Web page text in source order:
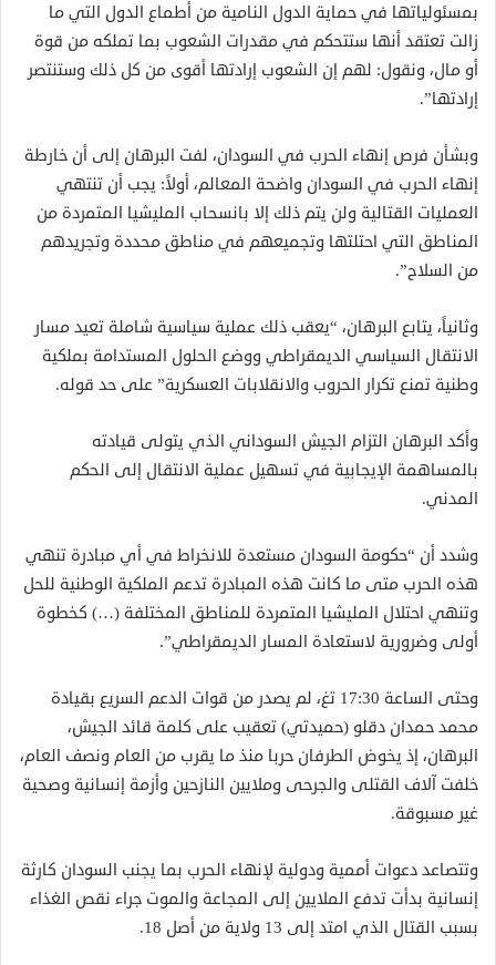
بمسئولياتها في حماية الدول النامية من أطماع الدول التي ما
زالت تعتقد أنها ستتحكم في مقدرات الشعوب بما تملكه من قوة
أو مال، ونقول: لهم إن الشعوب إرادتها أقوى من كل ذلك وستنتصر
إرادتها”.
وبشأن فرص إنهاء الحرب في السودان، لفت البرهان إلى أن خارطة
إنهاء الحرب في السودان واضحة المعالم، أولاً: يجب أن تنتهي
العمليات القتالية ولن يتم ذلك إلا بانسحاب المليشيا المتمردة من
المناطق التي احتلتها وتجميعهم في مناطق محددة وتجريدهم
من السلاح”.
وثانياً، يتابع البرهان، “يعقب ذلك عملية سياسية شاملة تعيد مسار
الانتقال السياسي الديمقراطي ووضع الحلول المستدامة بملكية
وطنية تمنع تكرار الحروب والانقلابات العسكرية” على حد قوله.
وأكد البرهان التزام الجيش السوداني الذي يتولى قيادته
بالمساهمة الإيجابية في تسهيل عملية الانتقال إلى الحكم
المدني.
وشدد أن “حكومة السودان مستعدة للانخراط في أي مبادرة تنهي
هذه الحرب متى ما كانت هذه المبادرة تدعم الملكية الوطنية للحل
وتنهي احتلال المليشيا المتمردة للمناطق المختلفة (…) كخطوة
أولى وضرورية لاستعادة المسار الديمقراطي”.
وحتى الساعة 17:30 تغ، لم يصدر من قوات الدعم السريع بقيادة
محمد حمدان دقلو (حميدتي) تعقيب على كلمة قائد الجيش،
البرهان، إذ يخوض الطرفان حربا منذ ما يقرب من العام ونصف العام،
خلفت آلاف القتلى والجرحى وملايين النازحين وأزمة إنسانية وصحية
غير مسبوقة.
وتتصاعد دعوات أممية ودولية لإنهاء الحرب بما يجنب السودان كارثة
إنسانية بدأت تدفع الملايين إلى المجاعة والموت جراء نقص الغذاء
بسبب القتال الذي امتد إلى 13 ولاية من أصل 18.